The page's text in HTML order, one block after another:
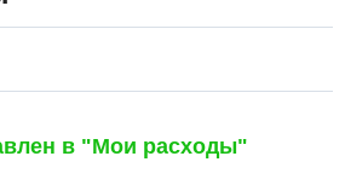
в "Мои расходы"